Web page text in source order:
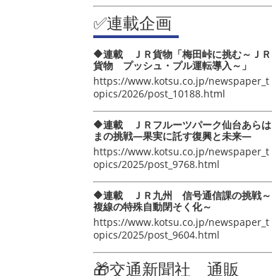
✅連載企画
🔶連載 ＪＲ貨物「梅田峠に挑む～ＪＲ
貨物 プッシュ・プル運転導入～」
https://www.kotsu.co.jp/newspaper_t
opics/2026/post_10188.html
🔶連載 ＪＲフルーツパーク仙台あらは
まの挑戦―果実に託す復興と未来―
https://www.kotsu.co.jp/newspaper_t
opics/2025/post_9768.html
🔶連載 ＪＲ九州 信号通信課の挑戦～
複線の特殊自動閉そく化～
https://www.kotsu.co.jp/newspaper_t
opics/2025/post_9604.html
🎁交通新聞社 通販